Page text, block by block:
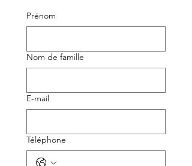
Prénom
Nom de famille
E‑mail
Téléphone